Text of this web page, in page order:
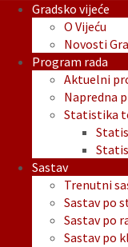
Gradsko vijeće
O Vijeću
Novosti
Program rada
Aktuelni
Napredna
Statistika
Sastav
Trenutni
Sastav po
Sastav po
Sastav po